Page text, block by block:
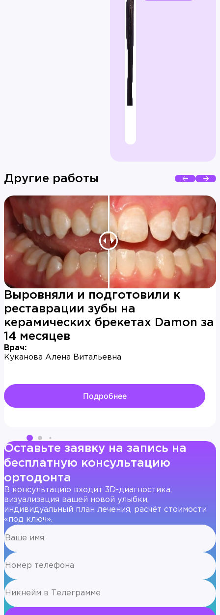
Другие работы
Выровняли и подготовили к
реставрации зубы на
керамических брекетах Damon за
14 месяцев
Врач:
Куканова Алена Витальевна
Подробнее
Оставьте заявку на запись на
бесплатную консультацию
ортодонта
В консультацию входит 3D-диагностика,
визуализация вашей новой улыбки,
индивидуальный план лечения, расчёт стоимости
«под ключ».